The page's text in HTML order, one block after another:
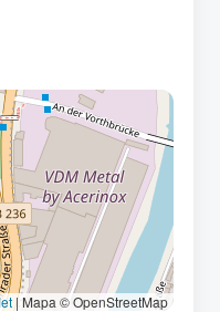
|Mapa © OpenStreetMap